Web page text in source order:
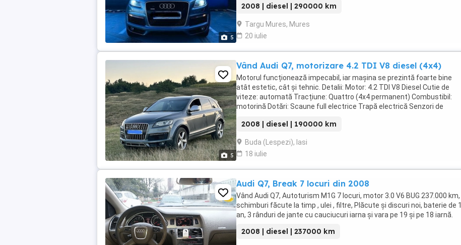
5
2008 | diesel | 290000 km
Targu Mures, Mures
20 iulie
5
Vând Audi Q7, motorizare 4.2 TDI V8 diesel (4x4)
Motorul funcționează impecabil, iar mașina se prezintă foarte bine
atât estetic, cât și tehnic. Detalii: Motor: 4.2 TDI V8 Diesel Cutie de
viteze: automată Tracțiune: Quattro (4x4 permanent) Combustibil:
motorină Dotări: Scaune full electrice Trapă electrică Senzori de
2008 | diesel | 190000 km
Buda (Lespezi), Iasi
18 iulie
Audi Q7, Break 7 locuri din 2008
Vând Audi Q7, Autoturism M1G 7 locuri, motor 3.0 V6 BUG 237.000 km,
schimburi făcute la timp , ulei , filtre, Plăcute și discuri noi, baterie de 1
an, 3 rânduri de jante cu cauciucuri iarna și vara pe 19 și pe 18 iarnă.
2008 | diesel | 237000 km